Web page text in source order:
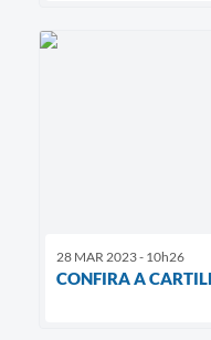
28 MAR 2023 - 10h26
CONFIRA A